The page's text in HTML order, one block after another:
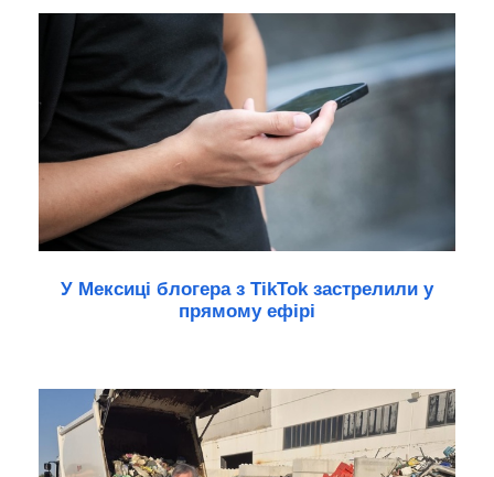
У Мексиці блогера з TikTok застрелили у
прямому ефірі